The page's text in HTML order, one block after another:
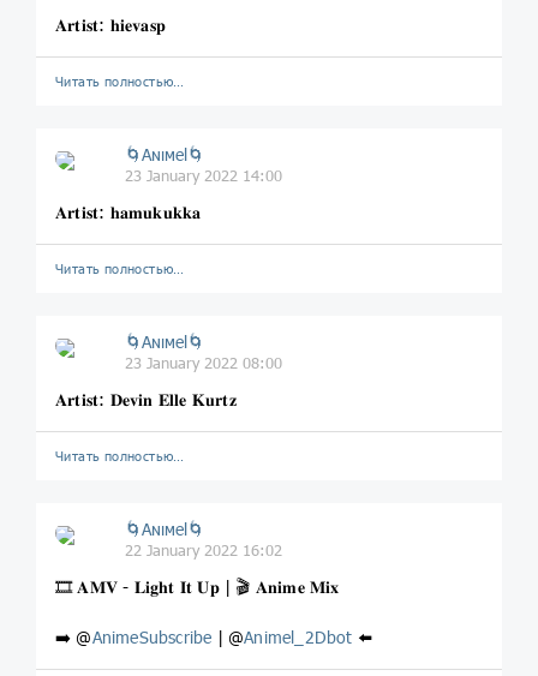
𝐀𝐫𝐭𝐢𝐬𝐭: 𝐡𝐢𝐞𝐯𝐚𝐬𝐩
Читать полностью…
🌀Aɴιмel🌀
23 January 2022 14:00
𝐀𝐫𝐭𝐢𝐬𝐭: 𝐡𝐚𝐦𝐮𝐤𝐮𝐤𝐤𝐚
Читать полностью…
🌀Aɴιмel🌀
23 January 2022 08:00
𝐀𝐫𝐭𝐢𝐬𝐭: 𝐃𝐞𝐯𝐢𝐧 𝐄𝐥𝐥𝐞 𝐊𝐮𝐫𝐭𝐳
Читать полностью…
🌀Aɴιмel🌀
22 January 2022 16:02
🎞 𝐀𝐌𝐕 - 𝐋𝐢𝐠𝐡𝐭 𝐈𝐭 𝐔𝐩 | 🎬 𝐀𝐧𝐢𝐦𝐞 𝐌𝐢𝐱
➡️ @AnimeSubscribe | @Animel_2Dbot ⬅️